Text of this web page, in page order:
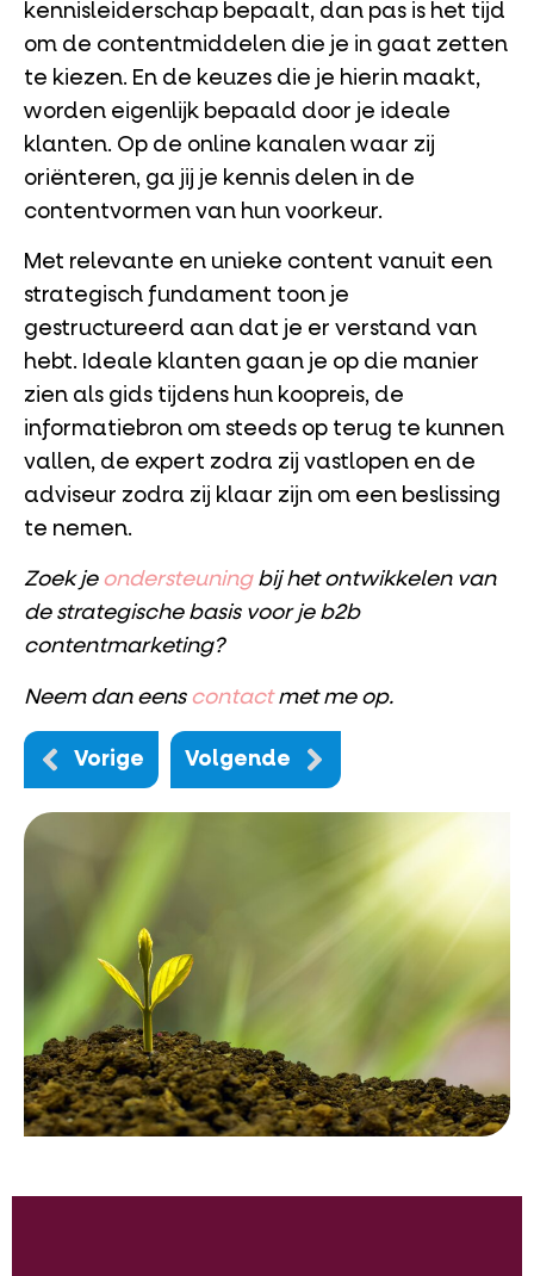
kennisleiderschap bepaalt, dan pas is het tijd
om de contentmiddelen die je in gaat zetten
te kiezen. En de keuzes die je hierin maakt,
worden eigenlijk bepaald door je ideale
klanten. Op de online kanalen waar zij
oriënteren, ga jij je kennis delen in de
contentvormen van hun voorkeur.
Met relevante en unieke content vanuit een
strategisch fundament toon je
gestructureerd aan dat je er verstand van
hebt. Ideale klanten gaan je op die manier
zien als gids tijdens hun koopreis, de
informatiebron om steeds op terug te kunnen
vallen, de expert zodra zij vastlopen en de
adviseur zodra zij klaar zijn om een beslissing
te nemen.
Zoek jeondersteuningbij het ontwikkelen van
de strategische basis voor je b2b
contentmarketing?
Neem dan eenscontactmet me op.
Vorige Volgende